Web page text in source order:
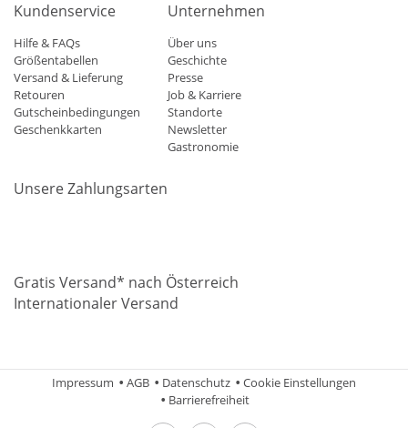
Kundenservice
Hilfe & FAQs
Größentabellen
Versand & Lieferung
Retouren
Gutscheinbedingungen
Geschenkkarten
Unternehmen
Über uns
Geschichte
Presse
Job & Karriere
Standorte
Newsletter
Gastronomie
Unsere Zahlungsarten
Gratis Versand* nach Österreich
Internationaler Versand
Impressum AGB Datenschutz
Cookie Einstellungen
Barrierefreiheit